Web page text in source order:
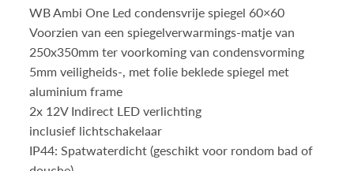
WB Ambi One Led condensvrije spiegel 60×60
Voorzien van een spiegelverwarmings-matje van
250x350mm ter voorkoming van condensvorming
5mm veiligheids-, met folie beklede spiegel met
aluminium frame
2x 12V Indirect LED verlichting
inclusief lichtschakelaar
IP44: Spatwaterdicht (geschikt voor rondom bad of